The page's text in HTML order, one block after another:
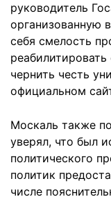
руководитель
организованную
себя смелость
реабилитировать
чернить честь
официальном
Москаль также
уверял, что был
политического
политик
числе